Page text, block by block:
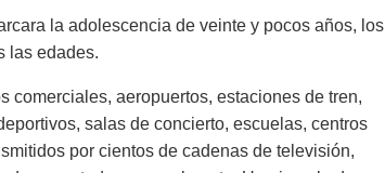
la adolescencia de veinte y pocos años, los
las edades.
comerciales, aeropuertos, estaciones de tren,
salas de concierto, escuelas, centros
por cientos de cadenas de televisión,